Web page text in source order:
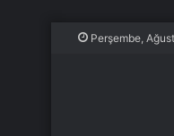
Perşembe,